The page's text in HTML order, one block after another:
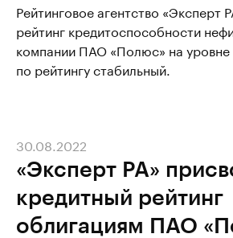
Рейтинговое агентство «Эксперт
рейтинг кредитоспособности
компании ПАО «Полюс» на уровне
по рейтингу стабильный.
«Эксперт РА»
кредитный рейтинг
облигациям ПАО
30.08.2022